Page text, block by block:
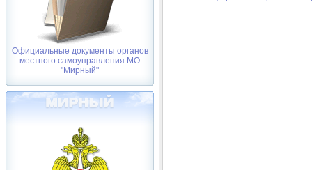
Официальные документы органов
местного самоуправления МО
"Мирный"